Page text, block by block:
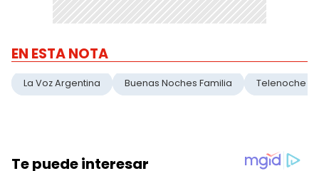
EN ESTA NOTA
La Voz Argentina Buenas Noches Familia Telenoche